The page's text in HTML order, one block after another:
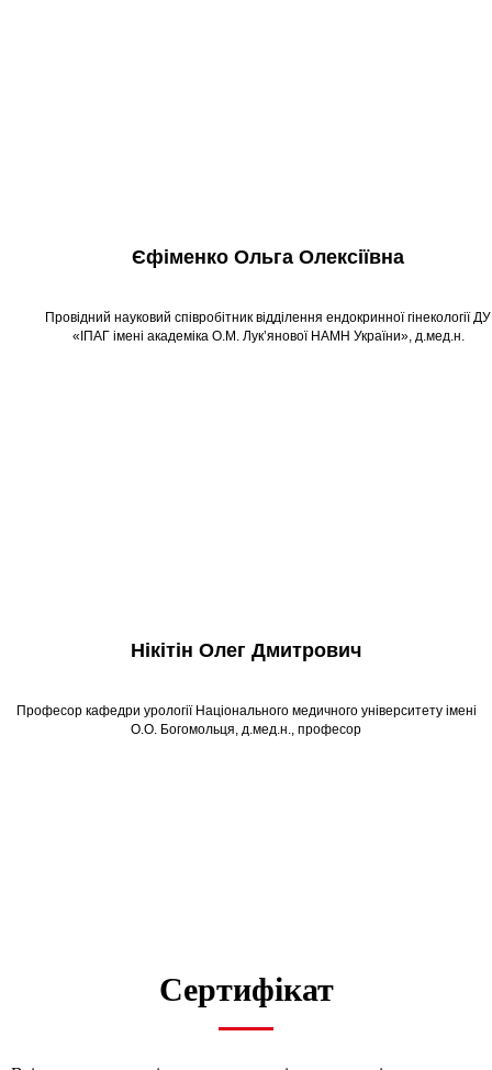
Єфіменко Ольга Олексіївна
Провідний науковий співробітник відділення ендокринної гінекології ДУ
«ІПАГ імені академіка О.М. Лук’янової НАМН України», д.мед.н.
Нікітін Олег Дмитрович
Професор кафедри урології Національного медичного університету імені
О.О. Богомольця, д.мед.н., професор
Сертифікат